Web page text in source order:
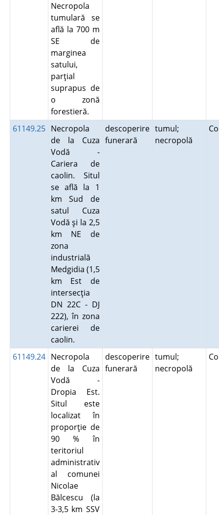
Necropola
tumulară se
află la 700 m
SE de
marginea
satului,
parţial
suprapus de
o zonă
forestieră.
61149.25 Necropola
de la Cuza
Vodă -
Cariera de
caolin. Situl
se află la 1
km Sud de
satul Cuza
Vodă şi la 2,5
km NE de
zona
industrială
Medgidia (1,5
km Est de
intersecţia
DN 22C - DJ
222), în zona
carierei de
caolin.
descoperire
funerară
tumul;
necropolă
61149.24 Necropola
de la Cuza
Vodă -
Dropia Est.
Situl este
localizat în
proporţie de
90 % în
teritoriul
administrativ
al comunei
Nicolae
Bălcescu (la
3-3,5 km SSV
descoperire
funerară
tumul;
necropolă